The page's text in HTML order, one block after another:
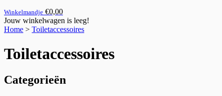
Winkelmandje €0,00
Jouw winkelwagen is leeg!
Home > Toiletaccessoires
Toiletaccessoires
Categorieën